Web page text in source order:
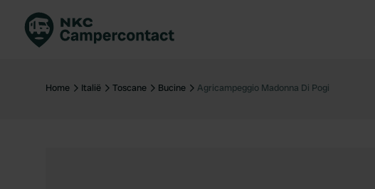
Nederland
Nederland
Home Italië Toscane Bucine Agricampeggio Madonna Di Pogi